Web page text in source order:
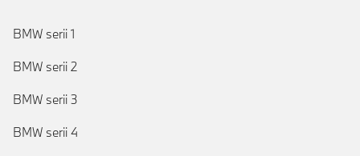
BMW serii 1
BMW serii 2
BMW serii 3
BMW serii 4